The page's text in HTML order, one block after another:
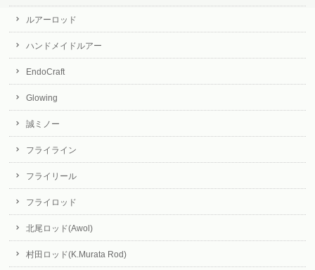
ルアーロッド
ハンドメイドルアー
EndoCraft
Glowing
誠ミノー
フライライン
フライリール
フライロッド
北尾ロッド(Awol)
村田ロッド(K.Murata Rod)